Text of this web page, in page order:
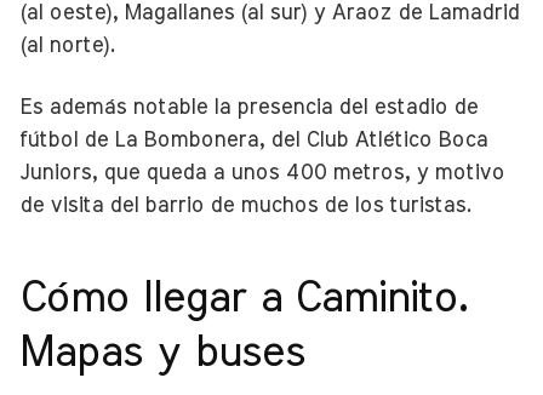
(al oeste), Magallanes (al sur) y Araoz de Lamadrid
(al norte).
Es además notable la presencia del estadio de
fútbol de La Bombonera, del Club Atlético Boca
Juniors, que queda a unos 400 metros, y motivo
de visita del barrio de muchos de los turistas.
Cómo llegar a Caminito.
Mapas y buses